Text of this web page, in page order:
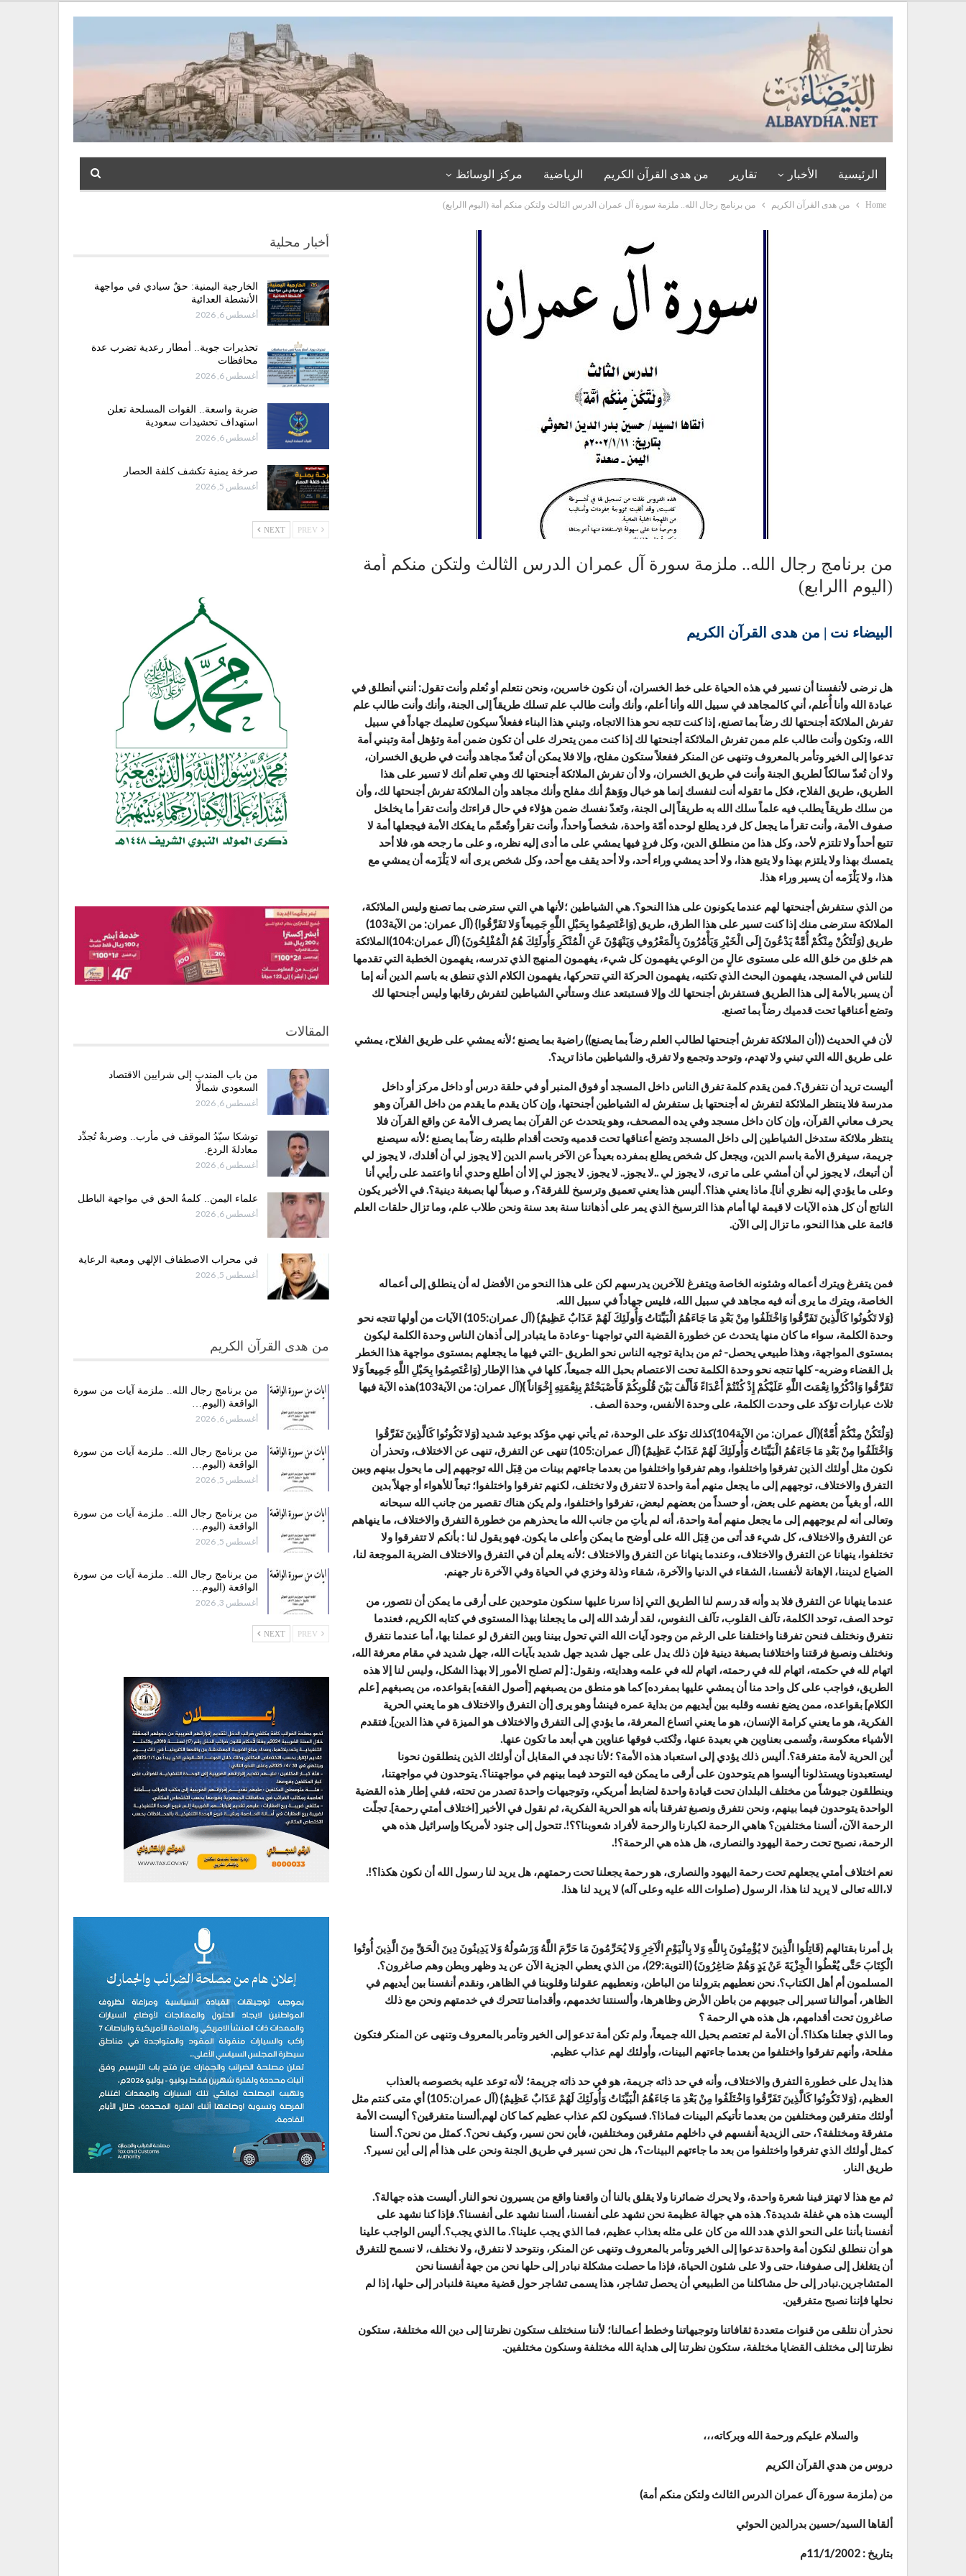
الرئيسية الأخبار تقارير من هدى القرآن الكريم الرياضية مركز الوسائظ
Home من هدى القرآن الكريم من برنامج رجال الله.. ملزمة سورة آل عمران الدرس الثالث ولتكن منكم أمة (اليوم االرابع)
من برنامج رجال الله.. ملزمة سورة آل عمران الدرس الثالث ولتكن منكم أمة
(اليوم االرابع)
البيضاء نت | من هدى القرآن الكريم
هل نرضى لأنفسنا أن نسير في هذه الحياة على خط الخسران، أن نكون خاسرين، ونحن نتعلم أو نُعلم وأنت تقول: أنني أنطلق في
عبادة الله وأنا أُعلم، أني كالمجاهد في سبيل الله وأنا أعلم، وأنك وأنت طالب علم تسلك طريقاً إلى الجنة، وأنك وأنت طالب علم
تفرش الملائكة أجنحتها لك رضاً بما تصنع، إذا كنت تتجه نحو هذا الاتجاه، وتبني هذا البناء ففعلاً سيكون تعليمك جهاداً في سبيل
الله، وتكون وأنت طالب علم ممن تفرش الملائكة أجنحتها لك إذا كنت ممن يتحرك على أن تكون ضمن أمة وتؤهل أمة وتبني أمة
تدعوا إلى الخير وتأمر بالمعروف وتنهى عن المنكر ففعلاً ستكون مفلح، وإلا فلا يمكن أن تُعدّ مجاهد وأنت في طريق الخسران،
ولا أن تُعدّ سالكاً لطريق الجنة وأنت في طريق الخسران، ولا أن تفرش الملائكة أجنحتها لك وهي تعلم أنك لا تسير على هذا
الطريق، طريق الفلاح، فكل ما تقوله أنت لنفسك إنما هو خيال ووَهمٌ أنك مفلح وأنك مجاهد وأن الملائكة تفرش أجنحتها لك، وأن
من سلك طريقاً يطلب فيه علماً سلك الله به طريقاً إلى الجنة، وتَعدّ نفسك ضمن هؤلاء في حال قراءتك وأنت تقرأ ما يخلخل
صفوف الأمة، وأنت تقرأ ما يجعل كل فرد يطلع لوحده أمّة واحدة، شخصاً واحداً، وأنت تقرأ وتُعمِّم ما يفكك الأمة فيجعلها أمة لا
تتبع أحداً ولا تلتزم لأحد، وكل هذا من منطلق الدين، وكل فردٍ فيها يمشي على ما أدى إليه نظره، و على ما رجحه هو، فلا أحد
يتمسك بهذا ولا يلتزم بهذا ولا يتبع هذا، ولا أحد يمشي وراء أحد، ولا أحد يقف مع أحد، وكل شخص يرى أنه لا يَلْزَمه أن يمشي مع
هذا، ولا يَلْزَمه أن يسير وراء هذا.
من الذي ستفرش أجنحتها لهم عندما يكونون على هذا النحو؟. هي الشياطين ؛لأنها هي التي سترضى بما تصنع وليس الملائكة،
الملائكة سترضى منك إذا كنت تسير على هذا الطرق، طريق {وَاعْتَصِمُوا بِحَبْلِ اللَّهِ جَمِيعاً وَلا تَفَرَّقُوا} (آل عمران: من الآية103)
طريق {وَلْتَكُنْ مِنْكُمْ أُمَّةٌ يَدْعُونَ إِلَى الْخَيْرِ وَيَأْمُرُونَ بِالْمَعْرُوفِ وَيَنْهَوْنَ عَنِ الْمُنْكَرِ وَأُولَئِكَ هُمُ الْمُفْلِحُونَ} (آل عمران:104)الملائكة
هم خلق من خلق الله على مستوى عالٍ من الوعي يفهمون كل شيء، يفهمون المنهج الذي تدرسه، يفهمون الخطبة التي تقدمها
للناس في المسجد، يفهمون البحث الذي تكتبه، يفهمون الحركة التي تتحركها، يفهمون الكلام الذي تنطق به باسم الدين أنه إما
أن يسير بالأمة إلى هذا الطريق فستفرش أجنحتها لك وإلا فستبتعد عنك وستأتي الشياطين لتفرش رقابها وليس أجنحتها لك
وتضع أعناقها تحت قدميك رضاً بما تصنع.
لأن في الحديث ((أن الملائكة تفرش أجنحتها لطالب العلم رضاً بما يصنع)) راضية بما يصنع ؛لأنه يمشي على طريق الفلاح، يمشي
على طريق الله التي تبني ولا تهدم، وتوحد وتجمع ولا تفرق. والشياطين ماذا تريد؟.
أليست تريد أن نتفرق؟. فمن يقدم كلمة تفرق الناس داخل المسجد أو فوق المنبر أو في حلقة درس أو داخل مركز أو داخل
مدرسة فلا ينتظر الملائكة لتفرش له أجنحتها بل ستفرش له الشياطين أجنحتها، وإن كان يقدم ما يقدم من داخل القرآن وهو
يحرف معاني القرآن، وإن كان داخل مسجد وفي يده المصحف، وهو يتحدث عن القرآن بما يصرف الأمة عن واقع القرآن فلا
ينتظر ملائكة ستدخل الشياطين إلى داخل المسجد وتضع أعناقها تحت قدميه وتحت أقدام طلبته رضاً بما يصنع ؛لأنه سيصنع
جريمة، سيفرق الأمة باسم الدين، ويجعل كل شخص يطلع بمفرده بعيداً عن الآخر باسم الدين [لا يجوز لي أن أقلدك، لا يجوز لي
أن أتبعك، لا يجوز لي أن أمشي على ما ترى، لا يجوز لي ..لا يجوز.. لا يجوز. لا يجوز لي إلا أن أطلع وحدي أنا واعتمد على رأيي أنا
وعلى ما يؤدي إليه نظري أنا]. ماذا يعني هذا؟. أليس هذا يعني تعميق وترسيخ للفرقة؟، و صبغاً لها بصبغة دينية؟. في الأخير يكون
الناتج أن كل هذه الآيات لا قيمة لها أمام هذا الترسيخ الذي يمر على أذهاننا سنة بعد سنة ونحن طلاب علم، وما تزال حلقات العلم
قائمة على هذا النحو، ما تزال إلى الآن.
فمن يتفرغ ويترك أعماله وشئونه الخاصة ويتفرغ للآخرين يدرسهم لكن على هذا النحو من الأفضل له أن ينطلق إلى أعماله
الخاصة، ويترك ما يرى أنه فيه مجاهد في سبيل الله، فليس جهاداً في سبيل الله.
{وَلا تَكُونُوا كَالَّذِينَ تَفَرَّقُوا وَاخْتَلَفُوا مِنْ بَعْدِ مَا جَاءَهُمُ الْبَيِّنَاتُ وَأُولَئِكَ لَهُمْ عَذَابٌ عَظِيمٌ} (آل عمران:105) الآيات من أولها تتجه نحو
وحدة الكلمة، سواء ما كان منها يتحدث عن خطورة القضية التي تواجهنا -وعادة ما يتبادر إلى أذهان الناس وحدة الكلمة ليكون
بمستوى المواجهة، وهذا طبيعي يحصل- ثم من بداية توجيه الناس نحو الطريق -التي فيها ما يجعلهم بمستوى مواجهة هذا الخطر
بل القضاء وضربه- كلها تتجه نحو وحدة الكلمة تحت الاعتصام بحبل الله جميعاً، كلها في هذا الإطار {وَاعْتَصِمُوا بِحَبْلِ اللَّهِ جَمِيعاً وَلا
تَفَرَّقُوا وَاذْكُرُوا نِعْمَتَ اللَّهِ عَلَيْكُمْ إِذْ كُنْتُمْ أَعْدَاءً فَأَلَّفَ بَيْنَ قُلُوبِكُمْ فَأَصْبَحْتُمْ بِنِعْمَتِهِ إِخْوَاناً }(آل عمران: من الآية103)هذه الآية فيها
ثلاث عبارات تؤكد على وحدت الكلمة، على وحدة الأنفس، وحدة الصف .
{وَلْتَكُنْ مِنْكُمْ أُمَّةٌ}(آل عمران: من الآية104)كذلك تؤكد على الوحدة، ثم يأتي نهي مؤكد بوعيد شديد {وَلا تَكُونُوا كَالَّذِينَ تَفَرَّقُوا
وَاخْتَلَفُوا مِنْ بَعْدِ مَا جَاءَهُمُ الْبَيِّنَاتُ وَأُولَئِكَ لَهُمْ عَذَابٌ عَظِيمٌ} (آل عمران:105) تنهى عن التفرق، تنهى عن الاختلاف، وتحذر أن
نكون مثل أولئك الذين تفرقوا واختلفوا، وهم تفرقوا واختلفوا من بعدما جاءتهم بينات من قِبَل الله توجههم إلى ما يحول بينهم وبين
التفرق والاختلاف، توجههم إلى ما يجعل منهم أمة واحدة لا تتفرق ولا تختلف، لكنهم تفرقوا واختلفوا؛ تبعاً للأهواء أو جهلاً بدين
الله، أو بغياً من بعضهم على بعض، أو حسداً من بعضهم لبعض، تفرقوا واختلفوا، ولم يكن هناك تقصير من جانب الله سبحانه
وتعالى أنه لم يوجههم إلى ما يجعل منهم أمة واحدة، أنه لم يأتِ من جانب الله ما يحذرهم من خطورة التفرق والاختلاف، ما ينهاهم
عن التفرق والاختلاف، كل شيء قد أتى من قِبَل الله على أوضح ما يمكن وأعلى ما يكون. فهو يقول لنا : بأنكم لا تتفرقوا ولا
تختلفوا، ينهانا عن التفرق والاختلاف، وعندما ينهانا عن التفرق والاختلاف ؛لأنه يعلم أن في التفرق والاختلاف الضربة الموجعة لنا،
الضياع لديننا، الإهانة لأنفسنا، الشقاء في الدنيا والآخرة، شقاء وذلة وخزي في الحياة وفي الآخرة نار جهنم.
عندما ينهانا عن التفرق فلا بد وأنه قد رسم لنا الطريق التي إذا سرنا عليها سنكون متوحدين على أرقى ما يمكن أن نتصور، من
توحد الصف، توحد الكلمة، تآلف القلوب، تآلف النفوس، لقد أرشد الله إلى ما يجعلنا بهذا المستوى في كتابه الكريم، فعندما
نتفرق ونختلف فنحن تفرقنا واختلفنا على الرغم من وجود آيات الله التي تحول بيننا وبين التفرق لو عملنا بها، أما عندما نتفرق
ونختلف ونصبغ فرقتنا واختلافنا بصبغة دينية فإن ذلك يدل على جهل شديد جهل شديد بآيات الله، جهل شديد في مقام معرفة الله،
اتهام لله في حكمته، اتهام لله في رحمته، اتهام لله في علمه وهدايته، ونقول: [لم تصلح الأمور إلا بهذا الشكل، وليس لنا إلا هذه
الطريق، فواجب على كل واحد منا أن يمشي عليها بمفرده] كما هو منطق من يصبغهم [أصول الفقه] بقواعده، من يصبغهم [علم
الكلام] بقواعده، ممن يضع نفسه وقلبه بين أيديهم من بداية عمره فينشأ وهو يرى [أن التفرق والاختلاف هو ما يعني الحرية
الفكرية، هو ما يعني كرامة الإنسان، هو ما يعني اتساع المعرفة، ما يؤدي إلى التفرق والاختلاف هو الميزة في هذا الدين]. فتقدم
الأشياء معكوسة، وتُسمى بعناوين هي بعيدة عنها، وتُكتب فوقها عناوين هي أبعد ما تكون عنها.
أين الحرية لأمة متفرقة؟. أليس ذلك يؤدي إلى استعباد هذه الأمة؟ ؛لأنا نجد في المقابل أن أولئك الذين ينطلقون نحونا
ليستعبدونا ويستذلونا أليسوا هم يتوحدون على أرقى ما يمكن فيه التوحد فيما بينهم في مواجهتنا؟. يتوحدون في مواجهتنا،
وينطلقون جيوشاً من مختلف البلدان تحت قيادة واحدة لضابط أمريكي، وتوجيهات واحدة تصدر من تحته، ففي إطار هذه القضية
الواحدة يتوحدون فيما بينهم، ونحن نتفرق ونصبغ تفرقنا بأنه هو الحرية الفكرية، ثم نقول في الأخير [اختلاف أمتي رحمة]. تجلّت
الرحمة الآن، ألسنا مختلفين؟ هاهي الرحمة لكبارنا والرحمة لأفراد شعوبنا؟؟!. تتحول إلى جنود لأمريكا وإسرائيل هذه هي
الرحمة، نصبح تحت رحمة اليهود والنصارى، هل هذه هي الرحمة؟!.
نعم اختلاف أمتي يجعلهم تحت رحمة اليهود والنصارى، هو رحمة يجعلنا تحت رحمتهم، هل يريد لنا رسول الله أن نكون هكذا؟!.
لا،الله تعالى لا يريد لنا هذا، الرسول (صلوات الله عليه وعلى آله) لا يريد لنا هذا.
بل أمرنا بقتالهم {قَاتِلُوا الَّذِينَ لا يُؤْمِنُونَ بِاللَّهِ وَلا بِالْيَوْمِ الْآخِرِ وَلا يُحَرِّمُونَ مَا حَرَّمَ اللَّهُ وَرَسُولُهُ وَلا يَدِينُونَ دِينَ الْحَقِّ مِنَ الَّذِينَ أُوتُوا
الْكِتَابَ حَتَّى يُعْطُوا الْجِزْيَةَ عَنْ يَدٍ وَهُمْ صَاغِرُونَ} (التوبة:29)، من الذي يعطي الجزية الآن عن يد وظهر وبطن وهم صاغرون؟.
المسلمون أم أهل الكتاب؟. نحن نعطيهم بترولنا من الباطن، ونعطيهم عقولنا وقلوبنا في الظاهر، ونقدم أنفسنا بين أيديهم في
الظاهر، أموالنا تسير إلى جيوبهم من باطن الأرض وظاهرها، وألسنتنا تخدمهم، وأقدامنا تتحرك في خدمتهم ونحن مع ذلك
صاغرون تحت أقدامهم، هل هذه هي الرحمة ؟
وما الذي جعلنا هكذا؟. أن الأمة لم تعتصم بحبل الله جميعاً، ولم تكن أمة تدعو إلى الخير وتأمر بالمعروف وتنهى عن المنكر فتكون
مفلحة، وأنهم تفرقوا واختلفوا من بعدما جاءتهم البينات، وأولئك لهم عذاب عظيم.
هذا يدل على خطورة التفرق والاختلاف، وأنه في حد ذاته جريمة، هو في حد ذاته جريمة؛ لأنه توعد عليه بخصوصه بالعذاب
العظيم، {وَلا تَكُونُوا كَالَّذِينَ تَفَرَّقُوا وَاخْتَلَفُوا مِنْ بَعْدِ مَا جَاءَهُمُ الْبَيِّنَاتُ وَأُولَئِكَ لَهُمْ عَذَابٌ عَظِيمٌ} (آل عمران:105) أي متى كنتم مثل
أولئك متفرقين ومختلفين من بعدما تأتيكم البينات فماذا؟. فسيكون لكم عذاب عظيم كما كان لهم.ألسنا متفرقين؟ أليست الأمة
متفرقة ومختلفة؟، حتى الزيدية أنفسهم في داخلهم متفرقين ومختلفين، فأين نحن نسير، وكيف نحن؟. كمثل من نحن؟. ألسنا
كمثل أولئك الذي تفرقوا واختلفوا من بعد ما جاءتهم البينات؟، هل نحن نسير في طريق الجنة ونحن على هذا أم إلى أين نسير؟.
طريق النار.
ثم مع هذا لا تهتز فينا شعرة واحدة، ولا يحرك ضمائرنا ولا يقلق بالنا أن واقعنا واقع من يسيرون نحو النار. أليست هذه جهالة؟.
أليست هذه هي غفلة شديدة؟. هذه هي جهالة عظيمة نحن نشهد على أنفسنا، ألسنا نشهد على أنفسنا؟. فإذا كنا نشهد على
أنفسنا بأننا على النحو الذي هدد الله من كان على مثله بعذاب عظيم، فما الذي يجب علينا؟. ما الذي يجب؟. أليس الواجب علينا
هو أن ننطلق لنكون أمة واحدة تدعوا إلى الخير وتأمر بالمعروف وتنهى عن المنكر، ونتوحد لا نتفرق، ولا نختلف، لا نسمح للتفرق
أن يتغلغل إلى صفوفنا، حتى ولا على شئون الحياة، فإذا ما حصلت مشكلة نبادر إلى حلها نحن من جهة أنفسنا نحن
المتشاجرين.نبادر إلى حل مشاكلنا من الطبيعي أن يحصل تشاجر، هذا يسمى تشاجر حول قضية معينة فلنبادر إلى حلها، إذا لم
نحلها فإننا نصبح متفرقين.
نحذر أن نتلقى من قنوات متعددة ثقافاتنا وتوجيهاتنا وخطط أعمالنا؛ لأننا سنختلف ستكون نظرتنا إلى دين الله مختلفة، ستكون
نظرتنا إلى مختلف القضايا مختلفة، ستكون نظرتنا إلى هداية الله مختلفة وسنكون مختلفين.
والسلام عليكم ورحمة الله وبركاته،،،
دروس من هدي القرآن الكريم
من (ملزمة سورة آل عمران الدرس الثالث ولتكن منكم أمة)
‏ألقاها السيد/حسين بدرالدين الحوثي
بتاريخ : 11/1/2002م
أخبار محلية
الخارجية اليمنية: حقٌ سيادي في مواجهة
الأنشطة العدائية
أغسطس 6, 2026
تحذيرات جوية.. أمطار رعدية تضرب عدة
محافظات
أغسطس 6, 2026
ضربة واسعة.. القوات المسلحة تعلن
استهداف تحشيدات سعودية
أغسطس 6, 2026
صرخة يمنية تكشف كلفة الحصار
أغسطس 5, 2026
NEXT
المقالات
من باب المندب إلى شرايين الاقتصاد
السعودي شمالًا
أغسطس 6, 2026
توشكا سيّدُ الموقف في مأرب.. وضربةٌ تُجدِّد
معادلةَ الردع.
أغسطس 6, 2026
علماء اليمن.. كلمةُ الحق في مواجهة الباطل
أغسطس 6, 2026
في محراب الاصطفاف الإلهي ومعية الرعاية
أغسطس 5, 2026
من هدى القرآن الكريم
من برنامج رجال الله.. ملزمة آيات من سورة
الواقعة (اليوم…
أغسطس 6, 2026
من برنامج رجال الله.. ملزمة آيات من سورة
الواقعة (اليوم…
أغسطس 5, 2026
من برنامج رجال الله.. ملزمة آيات من سورة
الواقعة (اليوم…
أغسطس 5, 2026
من برنامج رجال الله.. ملزمة آيات من سورة
الواقعة (اليوم…
أغسطس 3, 2026
NEXT